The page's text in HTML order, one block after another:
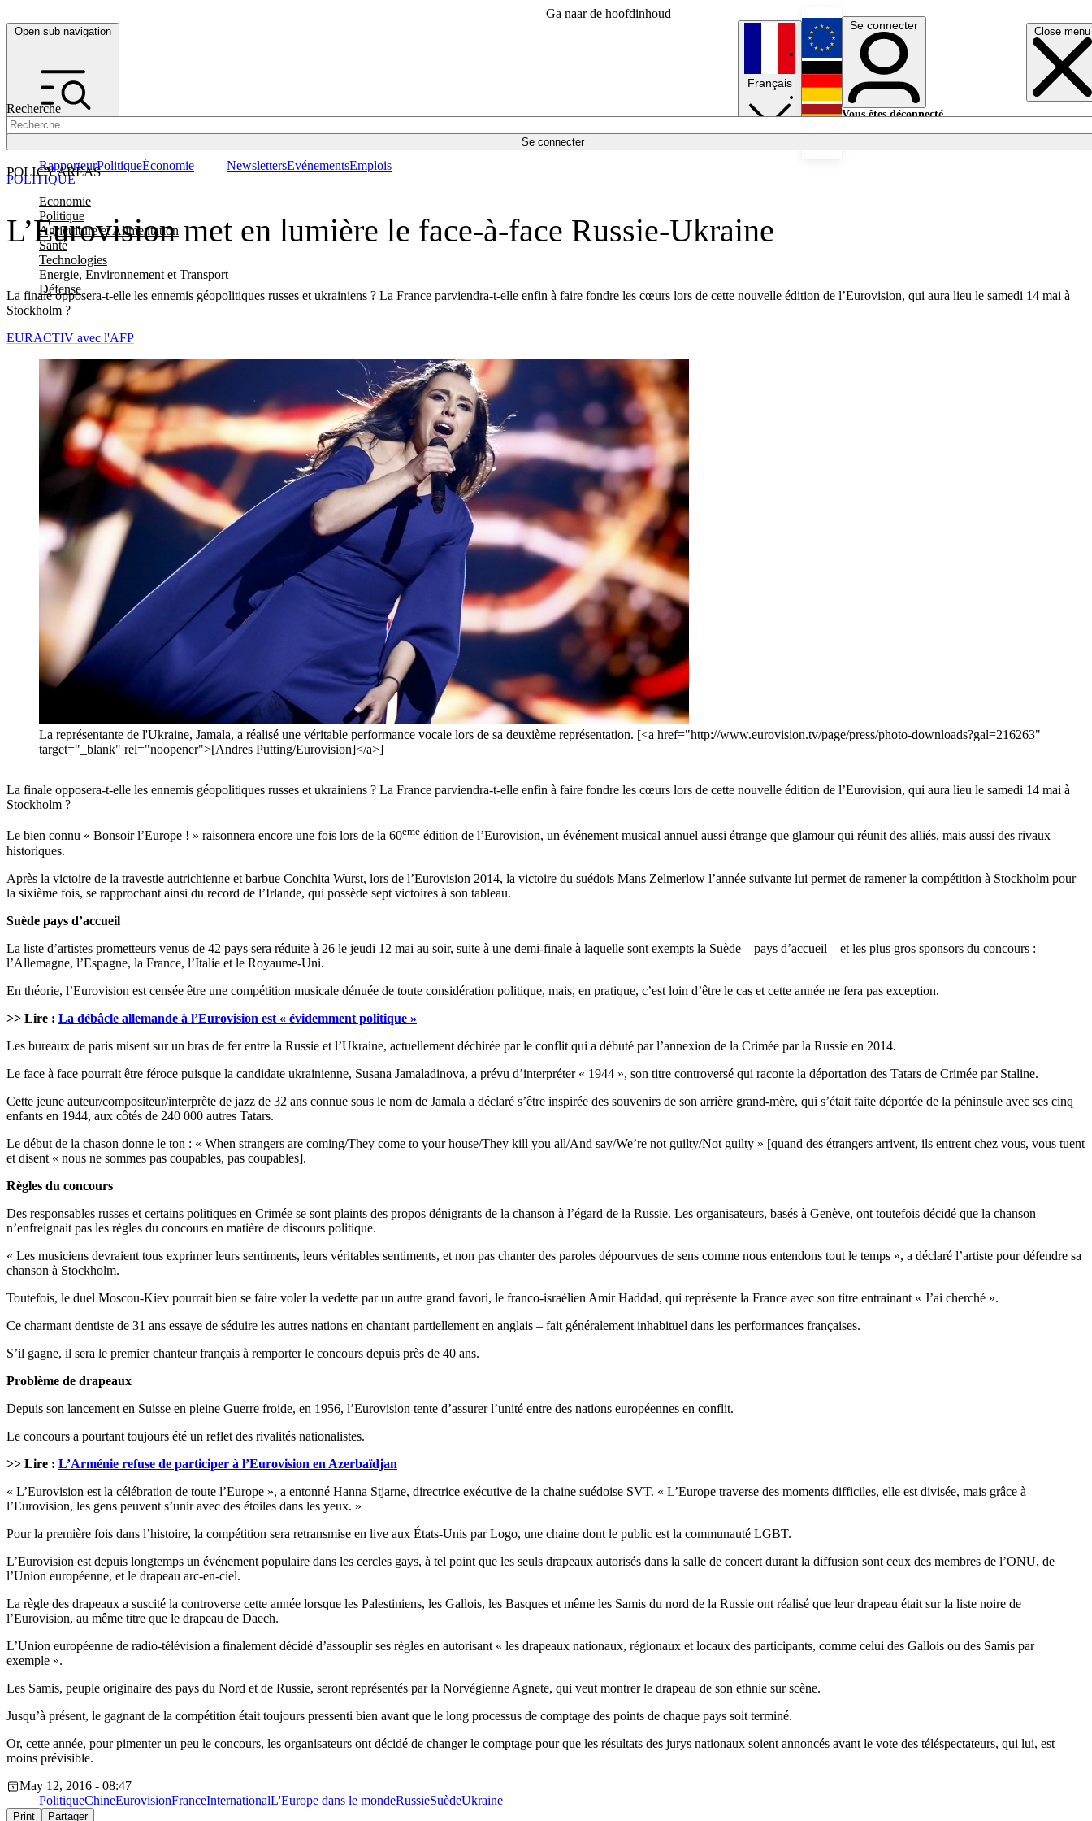
Ga naar de hoofdinhoud
Open sub navigation Close menu
Recherche
Se connecter
POLICY AREAS
Economie
Politique
Agriculture et Alimentation
Santé
Technologies
Energie, Environnement et Transport
Défense
RapporteurPolitiqueÉconomie NewslettersEvénementsEmplois
Français
English
Deutsch
Se connecter
Vous êtes déconnecté.
L’Eurovision met en lumière le face-à-face Russie-Ukraine
La finale opposera-t-elle les ennemis géopolitiques russes et ukrainiens ? La France parviendra-t-elle enfin à faire fondre les cœurs lors de cette nouvelle édition de l’Eurovision, qui aura lieu le samedi 14 mai à
Stockholm ?
POLITIQUE
EURACTIV avec l'AFP
La représentante de l'Ukraine, Jamala, a réalisé une véritable performance vocale lors de sa deuxième représentation. [<a href="http://www.eurovision.tv/page/press/photo-downloads?gal=216263"
target="_blank" rel="noopener">[Andres Putting/Eurovision]</a>]
La finale opposera-t-elle les ennemis géopolitiques russes et ukrainiens ? La France parviendra-t-elle enfin à faire fondre les cœurs lors de cette nouvelle édition de l’Eurovision, qui aura lieu le samedi 14 mai à
Stockholm ?
Le bien connu « Bonsoir l’Europe ! » raisonnera encore une fois lors de la 60ème édition de l’Eurovision, un événement musical annuel aussi étrange que glamour qui réunit des alliés, mais aussi des rivaux
historiques.
Après la victoire de la travestie autrichienne et barbue Conchita Wurst, lors de l’Eurovision 2014, la victoire du suédois Mans Zelmerlow l’année suivante lui permet de ramener la compétition à Stockholm pour
la sixième fois, se rapprochant ainsi du record de l’Irlande, qui possède sept victoires à son tableau.
Suède pays d’accueil
La liste d’artistes prometteurs venus de 42 pays sera réduite à 26 le jeudi 12 mai au soir, suite à une demi-finale à laquelle sont exempts la Suède – pays d’accueil – et les plus gros sponsors du concours :
l’Allemagne, l’Espagne, la France, l’Italie et le Royaume-Uni.
En théorie, l’Eurovision est censée être une compétition musicale dénuée de toute considération politique, mais, en pratique, c’est loin d’être le cas et cette année ne fera pas exception.
>> Lire : La débâcle allemande à l’Eurovision est « évidemment politique »
Les bureaux de paris misent sur un bras de fer entre la Russie et l’Ukraine, actuellement déchirée par le conflit qui a débuté par l’annexion de la Crimée par la Russie en 2014.
Le face à face pourrait être féroce puisque la candidate ukrainienne, Susana Jamaladinova, a prévu d’interpréter « 1944 », son titre controversé qui raconte la déportation des Tatars de Crimée par Staline.
Cette jeune auteur/compositeur/interprète de jazz de 32 ans connue sous le nom de Jamala a déclaré s’être inspirée des souvenirs de son arrière grand-mère, qui s’était faite déportée de la péninsule avec ses cinq
enfants en 1944, aux côtés de 240 000 autres Tatars.
Le début de la chason donne le ton : « When strangers are coming/They come to your house/They kill you all/And say/We’re not guilty/Not guilty » [quand des étrangers arrivent, ils entrent chez vous, vous tuent
et disent « nous ne sommes pas coupables, pas coupables].
Règles du concours
Des responsables russes et certains politiques en Crimée se sont plaints des propos dénigrants de la chanson à l’égard de la Russie. Les organisateurs, basés à Genève, ont toutefois décidé que la chanson
n’enfreignait pas les règles du concours en matière de discours politique.
« Les musiciens devraient tous exprimer leurs sentiments, leurs véritables sentiments, et non pas chanter des paroles dépourvues de sens comme nous entendons tout le temps », a déclaré l’artiste pour défendre sa
chanson à Stockholm.
Toutefois, le duel Moscou-Kiev pourrait bien se faire voler la vedette par un autre grand favori, le franco-israélien Amir Haddad, qui représente la France avec son titre entrainant « J’ai cherché ».
Ce charmant dentiste de 31 ans essaye de séduire les autres nations en chantant partiellement en anglais – fait généralement inhabituel dans les performances françaises.
S’il gagne, il sera le premier chanteur français à remporter le concours depuis près de 40 ans.
Problème de drapeaux
Depuis son lancement en Suisse en pleine Guerre froide, en 1956, l’Eurovision tente d’assurer l’unité entre des nations européennes en conflit.
Le concours a pourtant toujours été un reflet des rivalités nationalistes.
>> Lire : L’Arménie refuse de participer à l’Eurovision en Azerbaïdjan
« L’Eurovision est la célébration de toute l’Europe », a entonné Hanna Stjarne, directrice exécutive de la chaine suédoise SVT. « L’Europe traverse des moments difficiles, elle est divisée, mais grâce à
l’Eurovision, les gens peuvent s’unir avec des étoiles dans les yeux. »
Pour la première fois dans l’histoire, la compétition sera retransmise en live aux États-Unis par Logo, une chaine dont le public est la communauté LGBT.
L’Eurovision est depuis longtemps un événement populaire dans les cercles gays, à tel point que les seuls drapeaux autorisés dans la salle de concert durant la diffusion sont ceux des membres de l’ONU, de
l’Union européenne, et le drapeau arc-en-ciel.
La règle des drapeaux a suscité la controverse cette année lorsque les Palestiniens, les Gallois, les Basques et même les Samis du nord de la Russie ont réalisé que leur drapeau était sur la liste noire de
l’Eurovision, au même titre que le drapeau de Daech.
L’Union européenne de radio-télévision a finalement décidé d’assouplir ses règles en autorisant « les drapeaux nationaux, régionaux et locaux des participants, comme celui des Gallois ou des Samis par
exemple ».
Les Samis, peuple originaire des pays du Nord et de Russie, seront représentés par la Norvégienne Agnete, qui veut montrer le drapeau de son ethnie sur scène.
Jusqu’à présent, le gagnant de la compétition était toujours pressenti bien avant que le long processus de comptage des points de chaque pays soit terminé.
Or, cette année, pour pimenter un peu le concours, les organisateurs ont décidé de changer le comptage pour que les résultats des jurys nationaux soient annoncés avant le vote des téléspectateurs, qui lui, est
moins prévisible.
May 12, 2016 - 08:47
PolitiqueChineEurovisionFranceInternationalL'Europe dans le mondeRussieSuèdeUkraine
Print Partager